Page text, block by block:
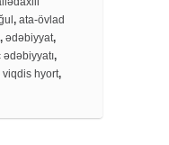
, ata-övlad
, ədəbiyyat,
ədəbiyyatı,
viqdis hyort,